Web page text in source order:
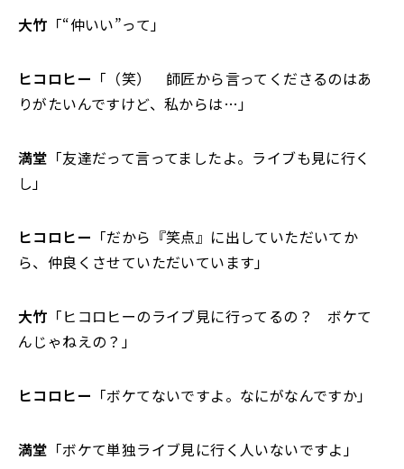
大竹 「“仲いい”って」
ヒコロヒー 「（笑） 師匠から言ってくださるのはあ
りがたいんですけど、私からは…」
満堂 「友達だって言ってましたよ。ライブも見に行く
し」
ヒコロヒー 「だから『笑点』に出していただいてか
ら、仲良くさせていただいています」
大竹 「ヒコロヒーのライブ見に行ってるの？ ボケて
んじゃねえの？」
ヒコロヒー 「ボケてないですよ。なにがなんですか」
満堂 「ボケて単独ライブ見に行く人いないですよ」